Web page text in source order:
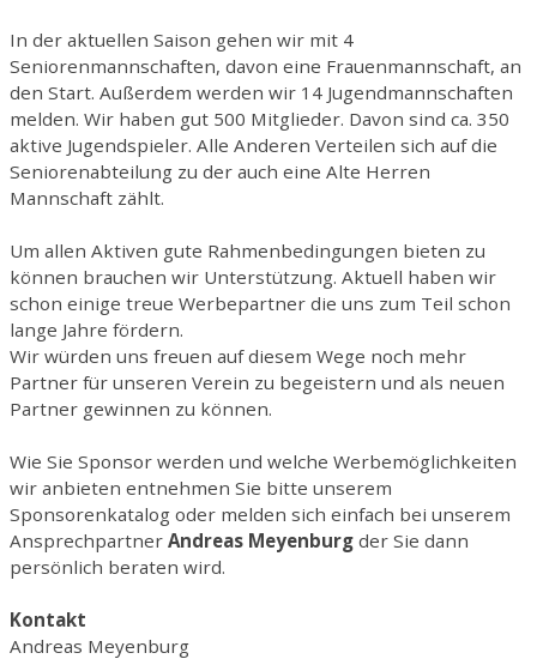
In der aktuellen Saison gehen wir mit 4
Seniorenmannschaften, davon eine Frauenmannschaft, an
den Start. Außerdem werden wir 14 Jugendmannschaften
melden. Wir haben gut 500 Mitglieder. Davon sind ca. 350
aktive Jugendspieler. Alle Anderen Verteilen sich auf die
Seniorenabteilung zu der auch eine Alte Herren
Mannschaft zählt.
Um allen Aktiven gute Rahmenbedingungen bieten zu
können brauchen wir Unterstützung. Aktuell haben wir
schon einige treue Werbepartner die uns zum Teil schon
lange Jahre fördern.
Wir würden uns freuen auf diesem Wege noch mehr
Partner für unseren Verein zu begeistern und als neuen
Partner gewinnen zu können.
Wie Sie Sponsor werden und welche Werbemöglichkeiten
wir anbieten entnehmen Sie bitte unserem
Sponsorenkatalog oder melden sich einfach bei unserem
Ansprechpartner Andreas Meyenburg der Sie dann
persönlich beraten wird.
Kontakt
Andreas Meyenburg